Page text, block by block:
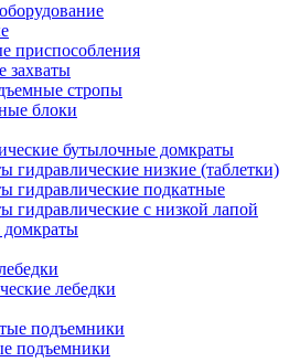
приспособления
захваты
стропы
блоки
бутылочные домкраты
гидравлические низкие (таблетки)
гидравлические подкатные
гидравлические с низкой лапой
домкраты
лебедки
подъемники
подъемники